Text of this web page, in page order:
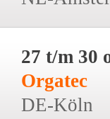
27 t/m 30
Orgatec
DE-Köln